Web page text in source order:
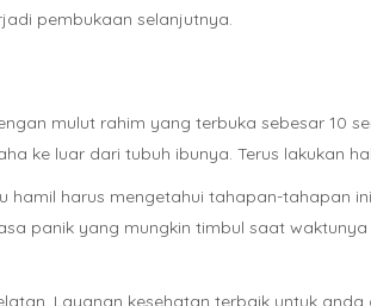
pembukaan selanjutnya.
mulut rahim yang terbuka sebesar 10
ke luar dari tubuh ibunya. Terus lakukan
harus mengetahui tahapan-tahapan
panik yang mungkin timbul saat
Layanan kesehatan terbaik untuk anda